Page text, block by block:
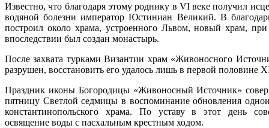
Известно, что благодаря этому роднику в VI веке получил
водяной болезни император Юстиниан Великий. В
построил около храма, устроенного Львом, новый храм, при
впоследствии был создан монастырь.
После захвата турками Византии храм «Живоносного
разрушен, восстановить его удалось лишь в первой половине
Праздник иконы Богородицы «Живоносный Источник»
пятницу Светлой седмицы в воспоминание обновления
константинопольского храма. По уставу в этот день
освящение воды с пасхальным крестным ходом.